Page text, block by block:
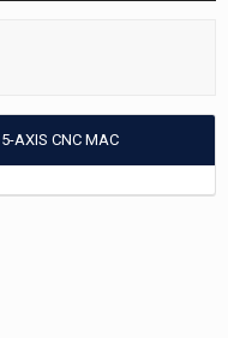
AXIS CNC MAC